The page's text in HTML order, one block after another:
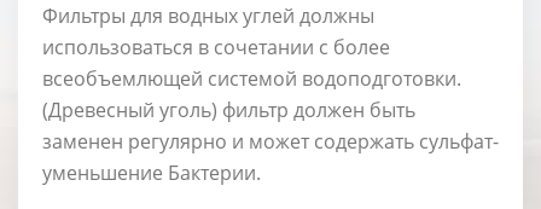
Фильтры для водных углей должны
использоваться в сочетании с более
всеобъемлющей системой водоподготовки.
(Древесный уголь) фильтр должен быть
заменен регулярно и может содержать сульфат-
уменьшение Бактерии.